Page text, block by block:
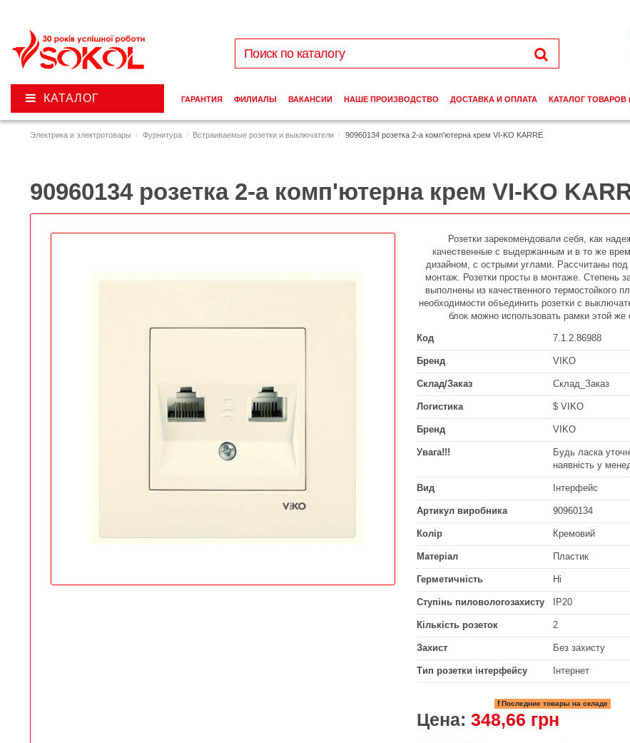
Электрика и электротовары Фурнитура Встраиваемые розетки и выключатели 90960134 розетка 2-а комп'ютерна крем VI-KO KARRE
90960134 розетка 2-а комп'ютерна крем VI-KO
Розетки зарекомендовали себя, как
качественные с выдержанным и в то же
дизайном, с острыми углами. Рассчитаны под
монтаж. Розетки просты в монтаже. Степень
выполнены из качественного термостойкого
необходимости объединить розетки с
блок можно использовать рамки этой же
Код 7.1.2.86988
Бренд VIKO
Склад/Заказ Склад_Заказ
Логистика $ VIKO
Бренд VIKO
Увага!!!
Будь ласка
наявність у
Вид Інтерфейс
Артикул виробника 90960134
Колір Кремовий
Матеріал Пластик
Герметичність Ні
Ступінь пиловологозахисту IP20
Кількість розеток 2
Захист Без захисту
Тип розетки інтерфейсу Інтернет
Последние товары на складе
Цена: 348,66 грн
КАТАЛОГ ГАРАНТИЯ ФИЛИАЛЫ ВАКАНСИИ НАШЕ ПРОИЗВОДСТВО ДОСТАВКА И ОПЛАТА КАТАЛОГ ТОВАРОВ